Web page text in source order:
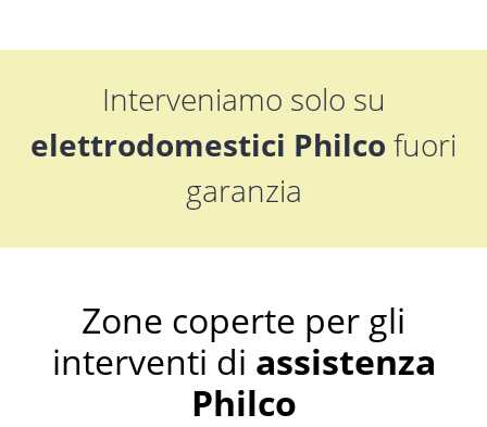
Interveniamo solo su
elettrodomestici Philco fuori
garanzia
Zone coperte per gli
interventi di assistenza
Philco